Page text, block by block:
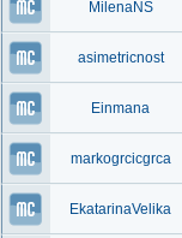
MilenaNS
asimetricnost
Einmana
markogrcicgrca
EkatarinaVelika